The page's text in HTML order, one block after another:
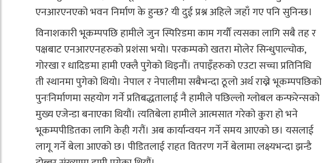
एनआरएनएको भवन निर्माण के हुन्छ? यी दुई प्रश्न अहिले जहाँ गए पनि सुनिन्छ।
विनाशकारी भूकम्पपछि हामीले जुन स्पिरिडमा काम गर्याैं त्यसका लागि सबै तह र
पक्षबाट एनआरएनहरुको प्रशंसा भयो। परकम्पको खतरा मोलेर सिन्धुपाल्चोक,
गोरखा र धादिङमा हामी एक्लै पुगेको थिइनौं। तपाइँहरुको एउटा सच्चा प्रतिनिधि
ती स्थानमा पुगेको थियो। नेपाल र नेपालीमा सबैभन्दा ठूलो अर्थ राख्ने भूकम्पपछिको
पुनःनिर्माणमा सहयोग गर्ने प्रतिबद्धतालाई नै हामीले पछिल्लो ग्लोबल कन्फरेन्सको
मुख्य एजेन्डा बनाएका थियौं। त्यतिबेला हामीले आत्मसात गरेको कुरा हो भने
भूकम्पपीडितका लागि केही गरौं। अब कार्यान्वयन गर्ने समय आएको छ। यसलाई
लागू गर्ने बेला आएको छ। पीडितलाई राहत वितरण गर्ने बेलामा लक्ष्यभन्दा झन्डै